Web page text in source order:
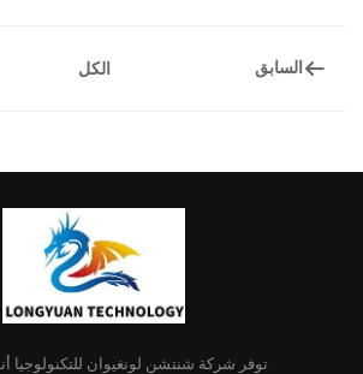
السابق الكل
توفر شركة شنتشن لونغيوان للتكنولوجيا